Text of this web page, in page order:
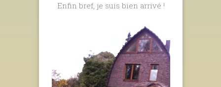
Enfin bref, je suis bien arrivé !